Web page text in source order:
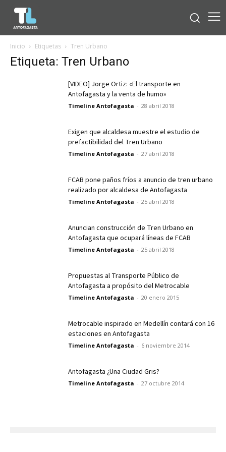
Inicio Etiquetas Tren Urbano
Etiqueta: Tren Urbano
[VIDEO] Jorge Ortiz: «El transporte en
Antofagasta y la venta de humo»
Timeline Antofagasta - 28 abril 2018
Exigen que alcaldesa muestre el estudio de
prefactibilidad del Tren Urbano
Timeline Antofagasta - 27 abril 2018
FCAB pone paños fríos a anuncio de tren urbano
realizado por alcaldesa de Antofagasta
Timeline Antofagasta - 25 abril 2018
Anuncian construcción de Tren Urbano en
Antofagasta que ocupará líneas de FCAB
Timeline Antofagasta - 25 abril 2018
Propuestas al Transporte Público de
Antofagasta a propósito del Metrocable
Timeline Antofagasta - 20 enero 2015
Metrocable inspirado en Medellín contará con 16
estaciones en Antofagasta
Timeline Antofagasta - 6 noviembre 2014
Antofagasta ¿Una Ciudad Gris?
Timeline Antofagasta - 27 octubre 2014